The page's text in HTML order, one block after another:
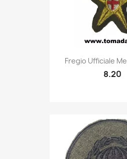
Quick
Fregio Ufficiale
8.20